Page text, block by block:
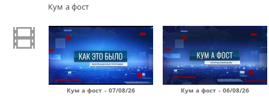
Кум а фост
Кум а фост - 07/08/26 Кум а фост - 06/08/26